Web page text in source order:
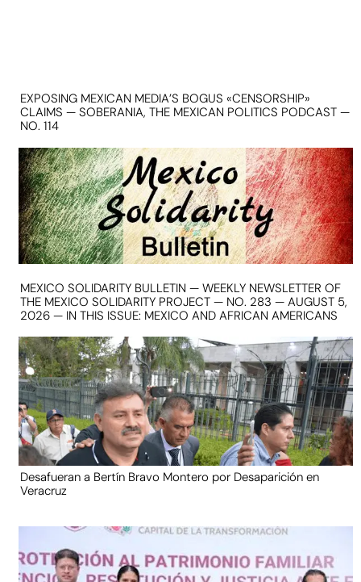
EXPOSING MEXICAN MEDIA’S BOGUS «CENSORSHIP»
CLAIMS — SOBERANIA, THE MEXICAN POLITICS PODCAST —
NO. 114
MEXICO SOLIDARITY BULLETIN — WEEKLY NEWSLETTER OF
THE MEXICO SOLIDARITY PROJECT — NO. 283 — AUGUST 5,
2026 — IN THIS ISSUE: MEXICO AND AFRICAN AMERICANS
Desafueran a Bertín Bravo Montero por Desaparición en
Veracruz